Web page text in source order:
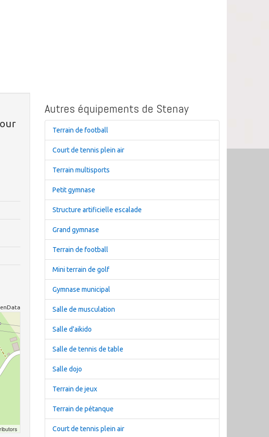
Autres équipements de Stenay
Terrain de football
Court de tennis plein air
Terrain multisports
Petit gymnase
Structure artificielle escalade
Grand gymnase
Terrain de football
Mini terrain de golf
Gymnase municipal
Salle de musculation
Salle d'aikido
Salle de tennis de table
Salle dojo
Terrain de jeux
Terrain de pétanque
Court de tennis plein air